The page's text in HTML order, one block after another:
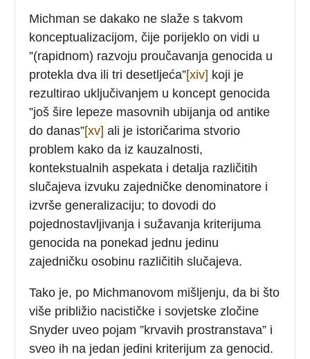
Michman se dakako ne slaže s takvom
konceptualizacijom, čije porijeklo on vidi u
”(rapidnom) razvoju proučavanja genocida u
protekla dva ili tri desetljeća”[xiv] koji je
rezultirao uključivanjem u koncept genocida
”još šire lepeze masovnih ubijanja od antike
do danas”[xv] ali je istoričarima stvorio
problem kako da iz kauzalnosti,
kontekstualnih aspekata i detalja različitih
slučajeva izvuku zajedničke denominatore i
izvrše generalizaciju; to dovodi do
pojednostavljivanja i sužavanja kriterijuma
genocida na ponekad jednu jedinu
zajedničku osobinu različitih slučajeva.
Tako je, po Michmanovom mišljenju, da bi što
više približio nacističke i sovjetske zločine
Snyder uveo pojam ”krvavih prostranstava” i
sveo ih na jedan jedini kriterijum za genocid.